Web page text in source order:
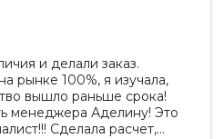
и делали заказ.
рынке 100%, я изучала,
вышло раньше срока!
менеджера Аделину! Это
Сделала расчет,